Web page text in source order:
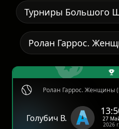
Турниры Большого
Ролан Гаррос.
Ролан Гаррос. Женщины
Голубич В.
27
2026 г.